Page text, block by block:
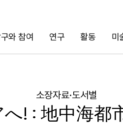
와 참여 연구 활동 미
소장자료·도서별
へ! : 地中海都